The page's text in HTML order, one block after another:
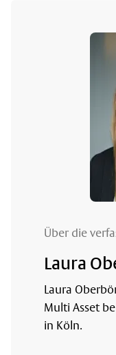
Über die
Laura
Laura
Multi Asset
in Köln.